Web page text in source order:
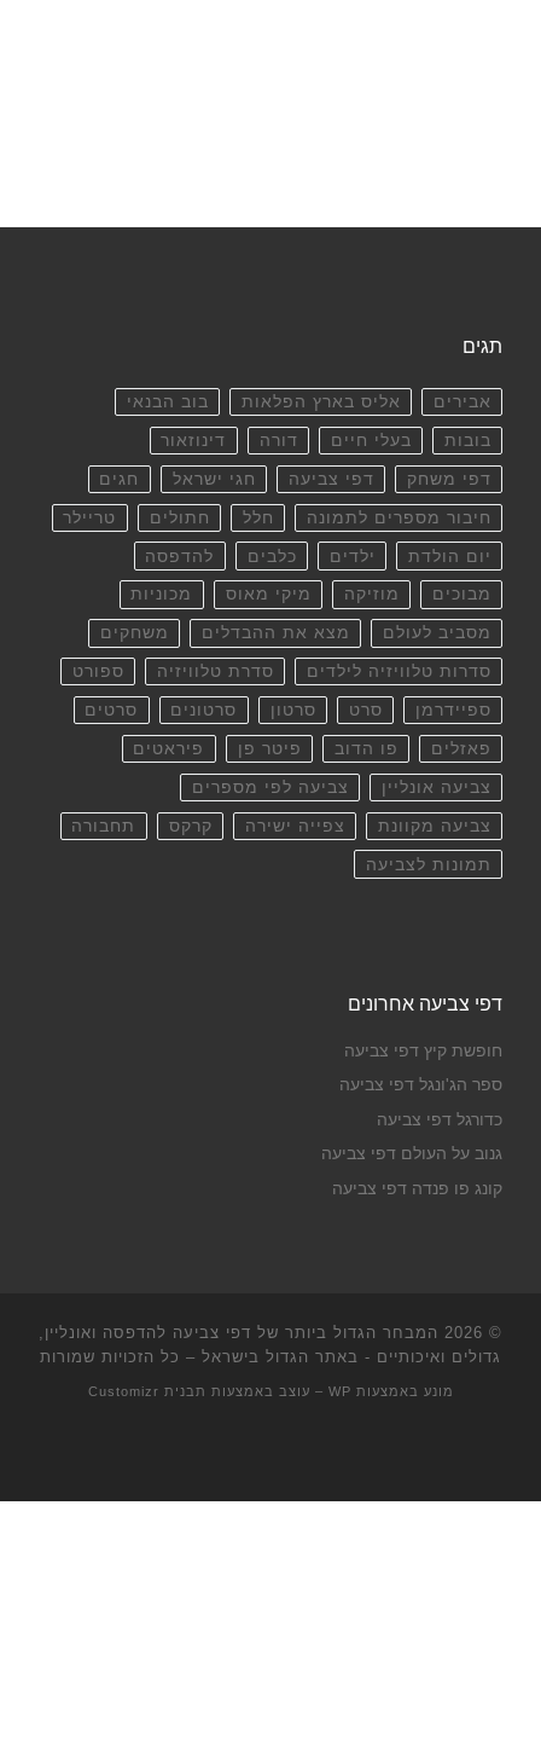
תגים
אבירים אליס בארץ הפלאות בוב הבנאי
בובות בעלי חיים דורה דינוזאור
דפי משחק דפי צביעה חגי ישראל חגים
חיבור מספרים לתמונה חלל חתולים טריילר
יום הולדת ילדים כלבים להדפסה
מבוכים מוזיקה מיקי מאוס מכוניות
מסביב לעולם מצא את ההבדלים משחקים
סדרות טלוויזיה לילדים סדרת טלוויזיה ספורט
ספיידרמן סרט סרטון סרטונים סרטים
פאזלים פו הדוב פיטר פן פיראטים
צביעה אונליין צביעה לפי מספרים
צביעה מקוונת צפייה ישירה קרקס תחבורה
תמונות לצביעה
דפי צביעה אחרונים
חופשת קיץ דפי צביעה
ספר הג'ונגל דפי צביעה
כדורגל דפי צביעה
גנוב על העולם דפי צביעה
קונג פו פנדה דפי צביעה
© 2026
המבחר הגדול ביותר של דפי צביעה להדפסה ואונליין,
גדולים ואיכותיים - באתר הגדול בישראל – כל הזכויות שמורות
מונע באמצעות WP – עוצב באמצעות תבנית Customizr